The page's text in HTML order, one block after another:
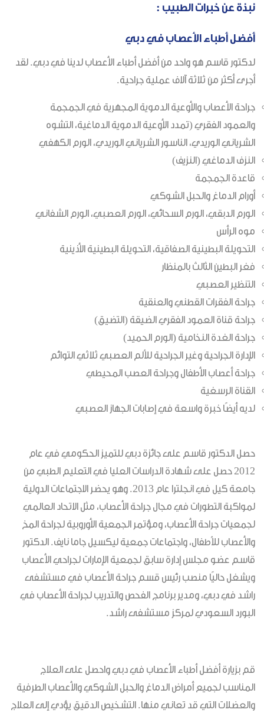
نبذة عن خبرات الطبيب :
أفضل أطباء الأعصاب في دبي
لدكتور قاسم هو واحد من أفضل أطباء الأعصاب لدينا في دبي. لقد
أجرى أكثر من ثلاثة آلاف عملية جراحية.
جراحة الأعصاب والأوعية الدموية المجهرية في الجمجمة
والعمود الفقري (تمدد الأوعية الدموية الدماغية، التشوه
الشرياني الوريدي، الناسور الشرياني الوريدي، الورم الكهفي
النزف الدماغي (النزيف)
قاعدة الجمجمة
أورام الدماغ والحبل الشوكي
الورم الدبقي، الورم السحائي، الورم العصبي، الورم الشفاني
موه الرأس
التحويلة البطينية الصفاقية، التحويلة البطينية الأذينية
فغر البطين الثالث بالمنظار
التنظير العصبي
جراحة الفقرات القطني والعنقية
جراحة قناة العمود الفقري الضيقة (التضيق)
جراحة الغدة النخامية (الورم الحميد)
الإدارة الجراحية وغير الجراحية للألم العصبي ثلاثي التوائم
جراحة أعصاب الأطفال وجراحة العصب المحيطي
القناة الرسغية
لديه أيضًا خبرة واسعة في إصابات الجهاز العصبي
حصل الدكتور قاسم على جائزة دبي للتميز الحكومي في عام
2012 حصل على شهادة الدراسات العليا في التعليم الطبي من
جامعة كيل في انجلترا عام 2013. وهو يحضر الاجتماعات الدولية
لمواكبة التطورات في مجال جراحة الأعصاب، مثل الاتحاد العالمي
لجمعيات جراحة الأعصاب، ومؤتمر الجمعية الأوروبية لجراحة المخ
والأعصاب للأطفال، واجتماعات جمعية ليكسيل جاما نايف. الدكتور
قاسم عضو مجلس إدارة سابق لجمعية الإمارات لجراحي الأعصاب
ويشغل حاليًا منصب رئيس قسم جراحة الأعصاب في مستشفى
راشد في دبي، ومدير برنامج الفحص والتدريب لجراحة الأعصاب في
البورد السعودي لمركز مستشفى راشد.
قم بزيارة أفضل أطباء الأعصاب في دبي واحصل على العلاج
المناسب لجميع أمراض الدماغ والحبل الشوكي والأعصاب الطرفية
والعضلات التي قد تعاني منها. التشخيص الدقيق يؤدي إلى العلاج